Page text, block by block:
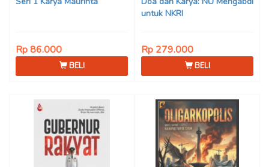
Rp 86.000
BELI
untuk NKRI
Rp 279.000
BELI